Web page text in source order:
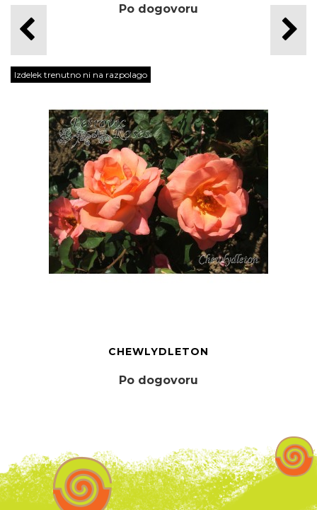
Po dogovoru
Izdelek trenutno ni na razpolago
CHEWLYDLETON
Po dogovoru